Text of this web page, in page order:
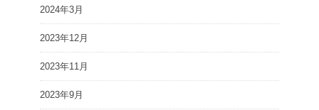
2024年3月
2023年12月
2023年11月
2023年9月